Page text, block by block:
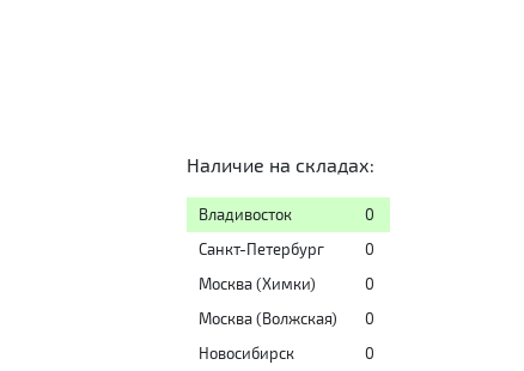
Наличие на складах:
Владивосток
0
Санкт-Петербург
0
Москва (Химки)
0
Москва (Волжская)
0
Новосибирск
0